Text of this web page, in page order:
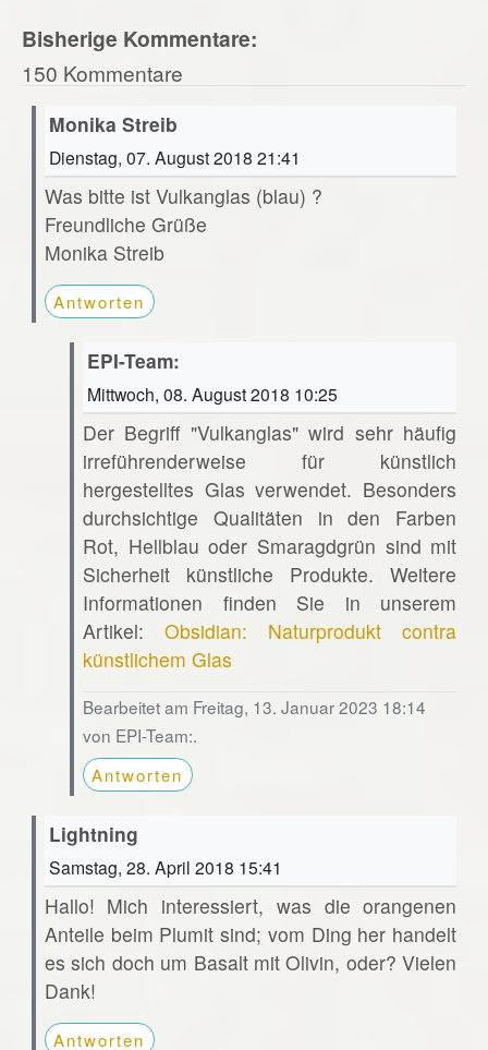
Bisherige Kommentare:
150 Kommentare
Monika Streib
Dienstag, 07. August 2018 21:41
Was bitte ist Vulkanglas (blau) ?
Freundliche Grüße
Monika Streib
Antworten
EPI-Team:
Mittwoch, 08. August 2018 10:25
Der Begriff "Vulkanglas" wird sehr häufig
irreführenderweise für künstlich
hergestelltes Glas verwendet. Besonders
durchsichtige Qualitäten in den Farben
Rot, Hellblau oder Smaragdgrün sind mit
Sicherheit künstliche Produkte. Weitere
Informationen finden Sie in unserem
Artikel:Obsidian: Naturprodukt contra
künstlichem Glas
Bearbeitet am Freitag, 13. Januar 2023 18:14
von EPI-Team:.
Antworten
Lightning
Samstag, 28. April 2018 15:41
Hallo! Mich interessiert, was die orangenen
Anteile beim Plumit sind; vom Ding her handelt
es sich doch um Basalt mit Olivin, oder? Vielen
Dank!
Antworten